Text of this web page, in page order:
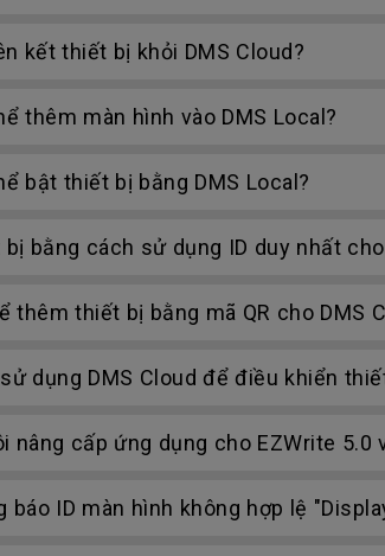
kết thiết bị khỏi DMS Cloud?
thêm màn hình vào DMS Local?
bật thiết bị bằng DMS Local?
bằng cách sử dụng ID duy nhất cho
thêm thiết bị bằng mã QR cho DMS
dụng DMS Cloud để điều khiển
nâng cấp ứng dụng cho EZWrite 5.0
báo ID màn hình không hợp lệ